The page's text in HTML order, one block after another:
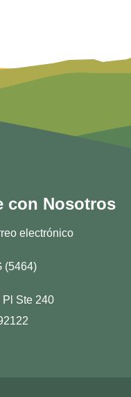
con Nosotros
electrónico
(5464)
Pl Ste 240